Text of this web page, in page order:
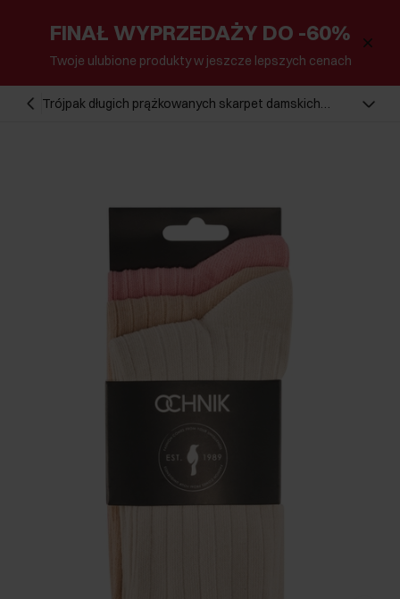
FINAŁ WYPRZEDAŻY DO -60%
Twoje ulubione produkty w jeszcze lepszych cenach
Trójpak długich prążkowanych skarpet damskich